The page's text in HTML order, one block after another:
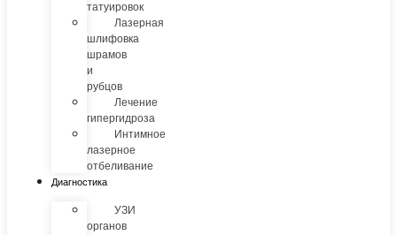
татуировок
Лазерная
шлифовка
шрамов
и
рубцов
Лечение
гипергидроза
Интимное
лазерное
отбеливание
Диагностика
УЗИ
органов